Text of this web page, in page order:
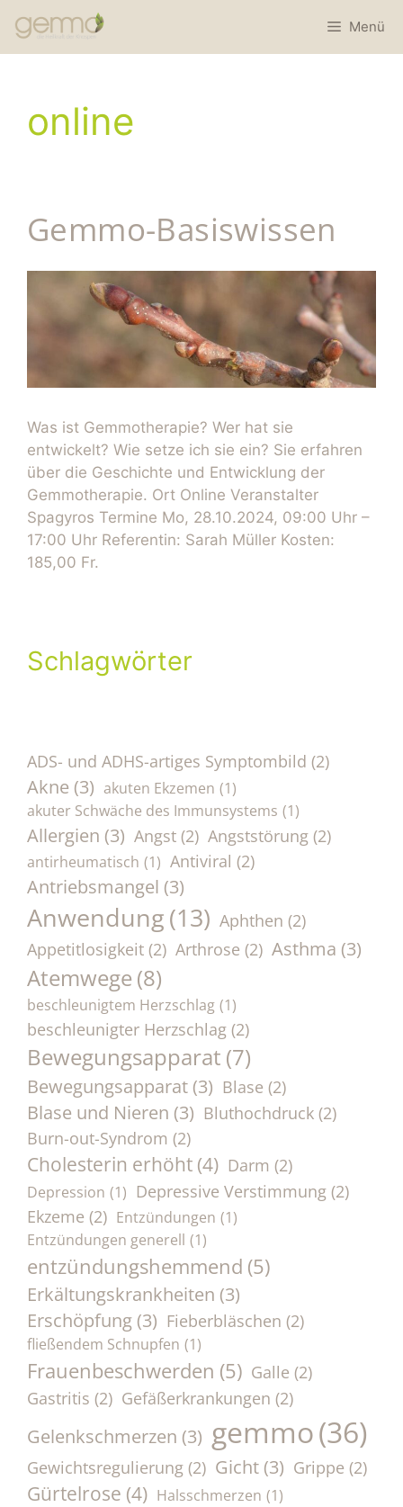
Menü
online
Gemmo-Basiswissen
Was ist Gemmotherapie? Wer hat sie
entwickelt? Wie setze ich sie ein? Sie erfahren
über die Geschichte und Entwicklung der
Gemmotherapie. Ort Online Veranstalter
Spagyros Termine Mo, 28.10.2024, 09:00 Uhr –
17:00 Uhr Referentin: Sarah Müller Kosten:
185,00 Fr.
Schlagwörter
ADS- und ADHS-artiges Symptombild (2)
Akne (3) akuten Ekzemen (1)
akuter Schwäche des Immunsystems (1)
Allergien (3) Angst (2) Angststörung (2)
antirheumatisch (1) Antiviral (2)
Antriebsmangel (3)
Anwendung(13) Aphthen (2)
Appetitlosigkeit (2) Arthrose (2) Asthma (3)
Atemwege (8)
beschleunigtem Herzschlag (1)
beschleunigter Herzschlag (2)
Bewegungsapparat (7)
Bewegungsapparat (3) Blase (2)
Blase und Nieren (3) Bluthochdruck (2)
Burn-out-Syndrom (2)
Cholesterin erhöht (4) Darm (2)
Depression (1) Depressive Verstimmung (2)
Ekzeme (2) Entzündungen (1)
Entzündungen generell (1)
entzündungshemmend (5)
Erkältungskrankheiten (3)
Erschöpfung (3) Fieberbläschen (2)
fließendem Schnupfen (1)
Frauenbeschwerden (5) Galle (2)
Gastritis (2) Gefäßerkrankungen (2)
Gelenkschmerzen (3) gemmo(36)
Gewichtsregulierung (2) Gicht (3) Grippe (2)
Gürtelrose (4) Halsschmerzen (1)